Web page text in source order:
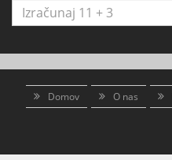
Domov O nas